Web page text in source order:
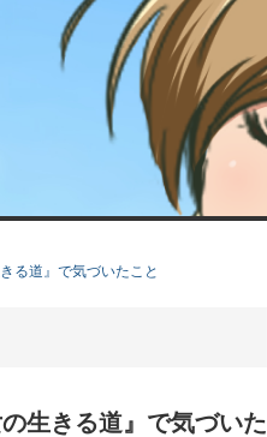
る道』で気づいたこと
生きる道』で気づいた